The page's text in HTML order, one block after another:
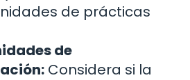
de prácticas
de
Considera si la